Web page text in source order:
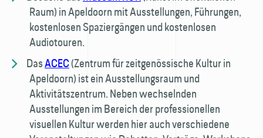
Raum) in Apeldoorn mit Ausstellungen, Führungen,
kostenlosen Spaziergängen und kostenlosen
Audiotouren.
DasACEC(Zentrum für zeitgenössische Kultur in
Apeldoorn) ist ein Ausstellungsraum und
Aktivitätszentrum. Neben wechselnden
Ausstellungen im Bereich der professionellen
visuellen Kultur werden hier auch verschiedene